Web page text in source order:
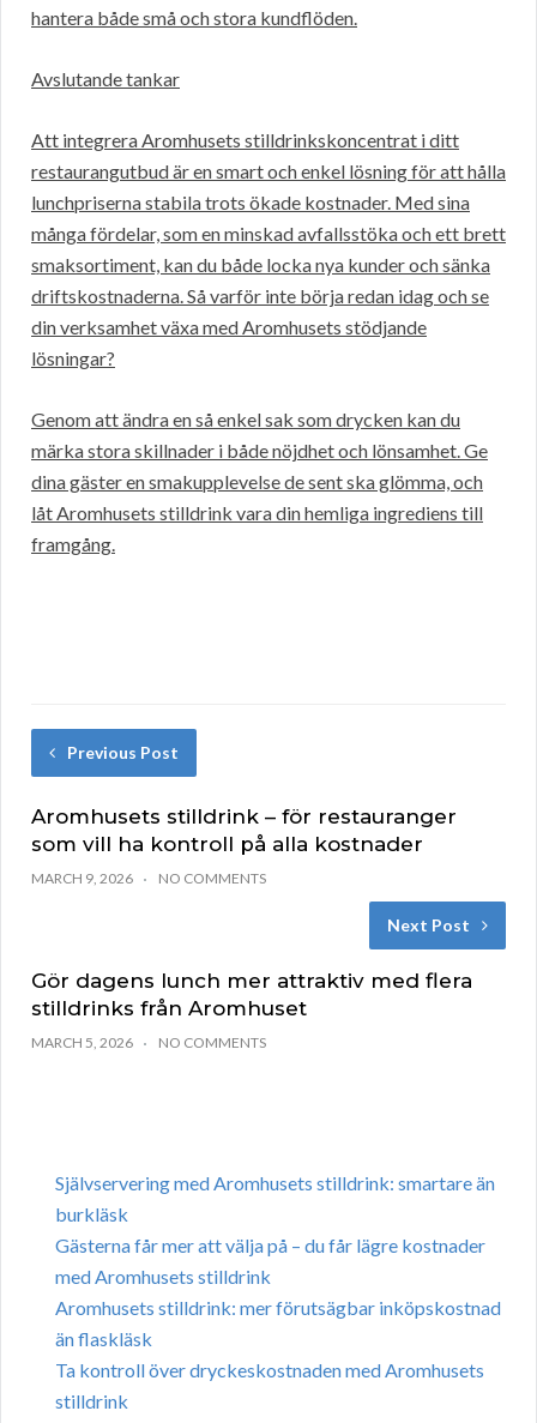
hantera både små och stora kundflöden.
Avslutande tankar
Att integrera Aromhusets stilldrinkskoncentrat i ditt
restaurangutbud är en smart och enkel lösning för att hålla
lunchpriserna stabila trots ökade kostnader. Med sina
många fördelar, som en minskad avfallsstöka och ett brett
smaksortiment, kan du både locka nya kunder och sänka
driftskostnaderna. Så varför inte börja redan idag och se
din verksamhet växa med Aromhusets stödjande
lösningar?
Genom att ändra en så enkel sak som drycken kan du
märka stora skillnader i både nöjdhet och lönsamhet. Ge
dina gäster en smakupplevelse de sent ska glömma, och
låt Aromhusets stilldrink vara din hemliga ingrediens till
framgång.
Previous Post
Aromhusets stilldrink – för restauranger
som vill ha kontroll på alla kostnader
MARCH 9, 2026 NO COMMENTS
Next Post
Gör dagens lunch mer attraktiv med flera
stilldrinks från Aromhuset
MARCH 5, 2026 NO COMMENTS
Självservering med Aromhusets stilldrink: smartare än
burkläsk
Gästerna får mer att välja på – du får lägre kostnader
med Aromhusets stilldrink
Aromhusets stilldrink: mer förutsägbar inköpskostnad
än flaskläsk
Ta kontroll över dryckeskostnaden med Aromhusets
stilldrink